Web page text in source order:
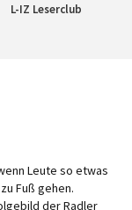
L-IZ Leserclub
Leute so etwas
Fuß gehen.
der Radler